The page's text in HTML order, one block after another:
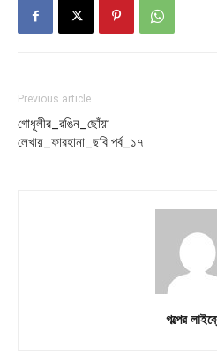
Previous article
গোধূলীর_রঙিন_ছোঁয়া
লেখায়_ফারহানা_ছবি পর্ব_১৭
গল্পের